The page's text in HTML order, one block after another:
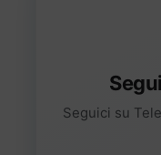
Seguici su